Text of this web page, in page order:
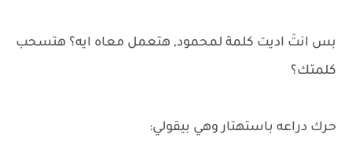
بس انتَ اديت كلمة لمحمود, هتعمل معاه ايه؟ هتسحب
كلمتك؟
حرك دراعه باستهتار وهي بيقولي: